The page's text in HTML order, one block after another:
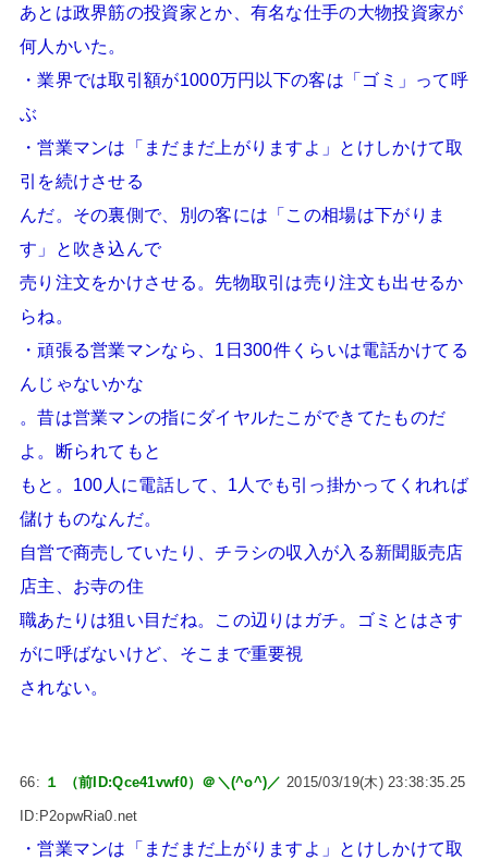
あとは政界筋の投資家とか、有名な仕手の大物投資家が
何人かいた。
・業界では取引額が1000万円以下の客は「ゴミ」って呼
ぶ
・営業マンは「まだまだ上がりますよ」とけしかけて取
引を続けさせる
んだ。その裏側で、別の客には「この相場は下がりま
す」と吹き込んで
売り注文をかけさせる。先物取引は売り注文も出せるか
らね。
・頑張る営業マンなら、1日300件くらいは電話かけてる
んじゃないかな
。昔は営業マンの指にダイヤルたこができてたものだ
よ。断られてもと
もと。100人に電話して、1人でも引っ掛かってくれれば
儲けものなんだ。
自営で商売していたり、チラシの収入が入る新聞販売店
店主、お寺の住
職あたりは狙い目だね。この辺りはガチ。ゴミとはさす
がに呼ばないけど、そこまで重要視
されない。
66: １ （前ID:Qce41vwf0）＠＼(^o^)／ 2015/03/19(木) 23:38:35.25
ID:P2opwRia0.net
・営業マンは「まだまだ上がりますよ」とけしかけて取